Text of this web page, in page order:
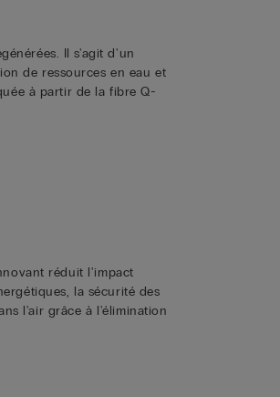
Il s'agit d'un
de ressources en eau et
à partir de la fibre Q-
réduit l'impact
la sécurité des
l'air grâce à l'élimination